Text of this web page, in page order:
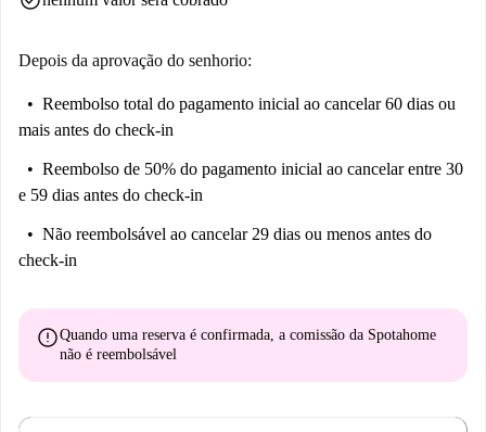
Depois da aprovação do senhorio:
Reembolso total do pagamento inicial ao cancelar 60 dias ou
mais antes do check-in
Reembolso de 50% do pagamento inicial ao cancelar entre 30
e 59 dias antes do check-in
Não reembolsável ao cancelar 29 dias ou menos antes do
check-in
errorQuando uma reserva é confirmada, a comissão da Spotahome
não é reembolsável